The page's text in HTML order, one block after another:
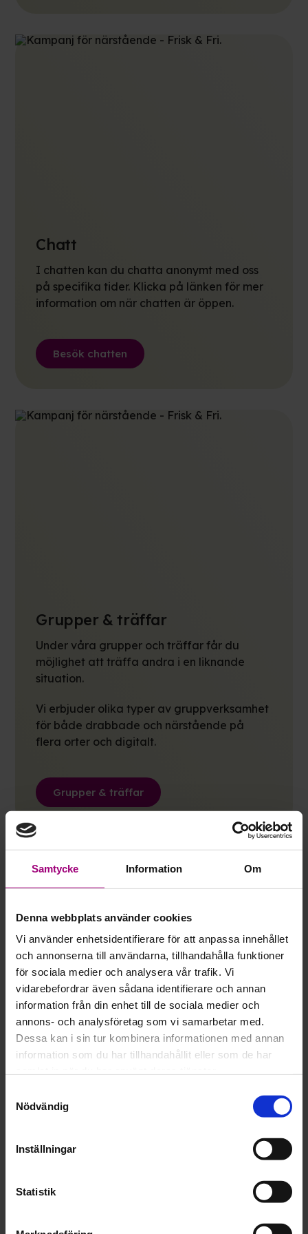
Samtycke Information Om
Denna webbplats använder cookies
Vi använder enhetsidentifierare för att anpassa innehållet
och annonserna till användarna, tillhandahålla funktioner
för sociala medier och analysera vår trafik. Vi
vidarebefordrar även sådana identifierare och annan
information från din enhet till de sociala medier och
annons- och analysföretag som vi samarbetar med.
Dessa kan i sin tur kombinera informationen med annan
information som du har tillhandahållit eller som de har
Nödvändig
Inställningar
Statistik
Chatt
I chatten kan du chatta anonymt med oss
på specifika tider. Klicka på länken för mer
information om när chatten är öppen.
Besök chatten
Grupper & träffar
Under våra grupper och träffar får du
möjlighet att träffa andra i en liknande
situation.
Vi erbjuder olika typer av gruppverksamhet
för både drabbade och närstående på
flera orter och digitalt.
Grupper & träffar
Mentorer
Mentorskontakten fungerar som stöd för dig
på vägen mot friskhet, tillsammans delar ni
erfarenheter. Mentorn finns också där för att
lyssna och inge hopp.
Vi har två ansökningsperioder, vecka 20 och
medlemskap eller familjemedlemskap.
Mentorskap